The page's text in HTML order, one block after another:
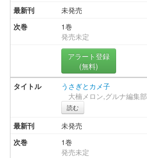
未発売
1巻
発売未定
アラート登録
(無料)
うさぎとカメ子
大楠メロン,グルナ編集部
読む
未発売
1巻
発売未定